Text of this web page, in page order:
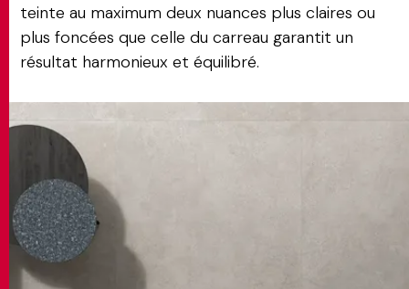
teinte au maximum deux nuances plus claires ou
plus foncées que celle du carreau garantit un
résultat harmonieux et équilibré.